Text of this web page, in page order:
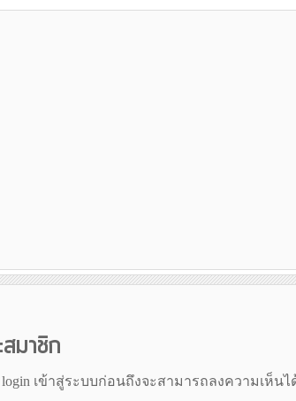
มาชิก
เข้าสู่ระบบก่อนถึงจะสามารถลงความเห็นไ